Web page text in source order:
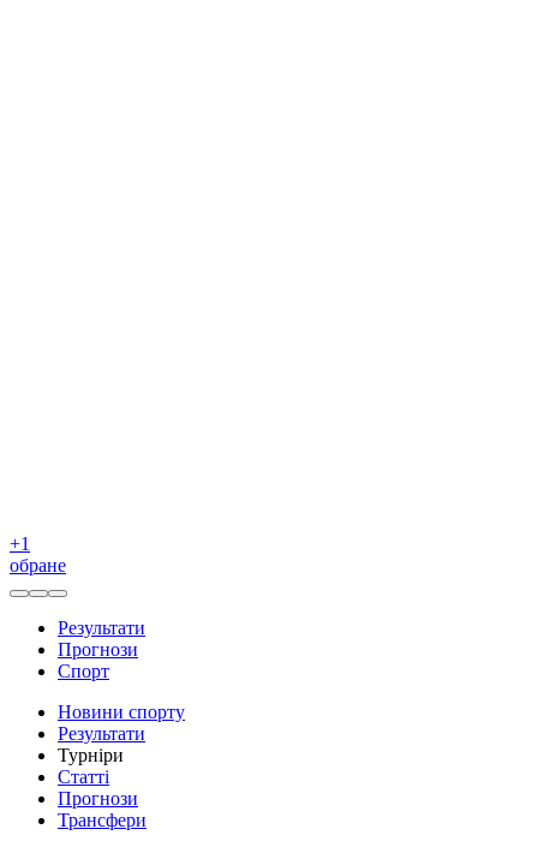
+1
обране
Результати
Прогнози
Спорт
Новини спорту
Результати
Турніри
Статті
Прогнози
Трансфери